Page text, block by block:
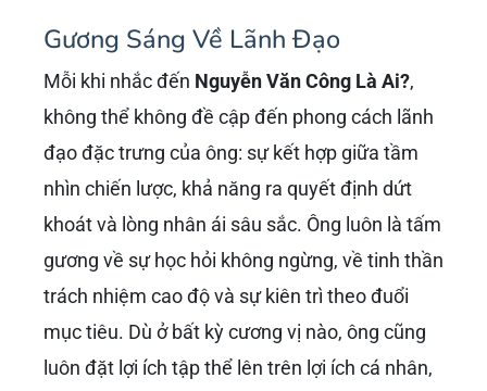
Gương Sáng Về Lãnh Đạo
Mỗi khi nhắc đến Nguyễn Văn Công Là Ai?,
không thể không đề cập đến phong cách lãnh
đạo đặc trưng của ông: sự kết hợp giữa tầm
nhìn chiến lược, khả năng ra quyết định dứt
khoát và lòng nhân ái sâu sắc. Ông luôn là tấm
gương về sự học hỏi không ngừng, về tinh thần
trách nhiệm cao độ và sự kiên trì theo đuổi
mục tiêu. Dù ở bất kỳ cương vị nào, ông cũng
luôn đặt lợi ích tập thể lên trên lợi ích cá nhân,